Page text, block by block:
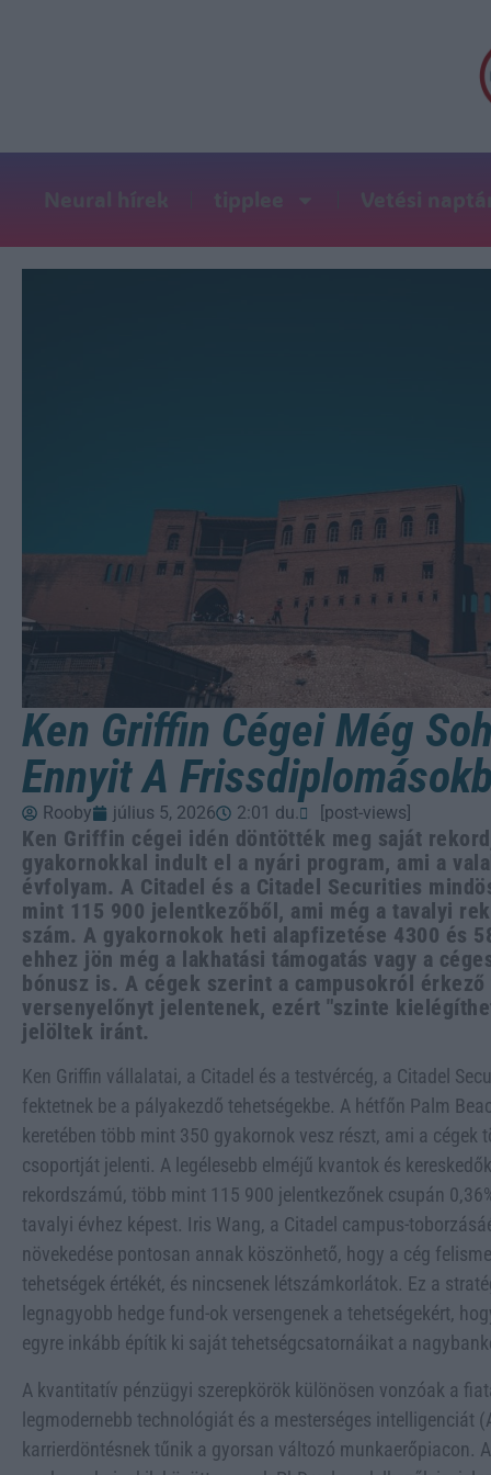
Neural hírek tipplee Vetési
Ken Griffin Cégei Még
Ennyit A
Rooby július 5, 2026 2:01 du. [post-views]
Ken Griffin cégei idén döntötték meg saját
gyakornokkal indult el a nyári program, ami a
évfolyam. A Citadel és a Citadel Securities
mint 115 900 jelentkezőből, ami még a tavalyi
szám. A gyakornokok heti alapfizetése 4300 és
ehhez jön még a lakhatási támogatás vagy a
bónusz is. A cégek szerint a campusokról
versenyelőnyt jelentenek, ezért "szinte
jelöltek iránt.
Ken Griffin vállalatai, a Citadel és a testvércég, a Citadel
fektetnek be a pályakezdő tehetségekbe. A hétfőn Palm
keretében több mint 350 gyakornok vesz részt, ami a cégek
csoportját jelenti. A legélesebb elméjű kvantok és
rekordszámú, több mint 115 900 jelentkezőnek csupán
tavalyi évhez képest. Iris Wang, a Citadel campus-
növekedése pontosan annak köszönhető, hogy a cég
tehetségek értékét, és nincsenek létszámkorlátok. Ez a
legnagyobb hedge fund-ok versengenek a tehetségekért,
egyre inkább építik ki saját tehetségcsatornáikat a
A kvantitatív pénzügyi szerepkörök különösen vonzóak a
legmodernebb technológiát és a mesterséges intelligenciát
karrierdöntésnek tűnik a gyorsan változó munkaerőpiacon.